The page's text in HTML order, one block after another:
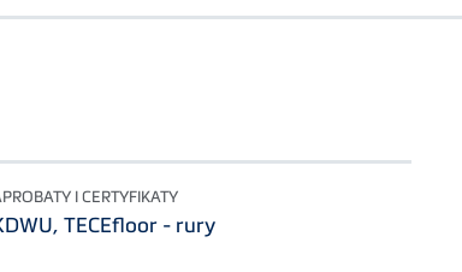
I CERTYFIKATY
TECEfloor - rury